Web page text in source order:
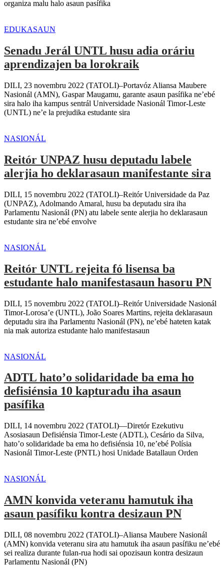
organiza malu halo asaun pasífika
EDUKASAUN
Senadu Jerál UNTL husu adia oráriu
aprendizajen ba lorokraik
DILI, 23 novembru 2022 (TATOLI)–Portavóz Aliansa Maubere
Nasionál (AMN), Gaspar Maugamu, garante asaun pasífika ne’ebé
sira halo iha kampus sentrál Universidade Nasionál Timor-Leste
(UNTL) ne’e la prejudika estudante sira
NASIONÁL
Reitór UNPAZ husu deputadu labele
alerjia ho deklarasaun manifestante sira
DILI, 15 novembru 2022 (TATOLI)–Reitór Universidade da Paz
(UNPAZ), Adolmando Amaral, husu ba deputadu sira iha
Parlamentu Nasionál (PN) atu labele sente alerjia ho deklarasaun
estudante sira ne’ebé envolve
NASIONÁL
Reitór UNTL rejeita fó lisensa ba
estudante halo manifestasaun hasoru PN
DILI, 15 novembru 2022 (TATOLI)–Reitór Universidade Nasionál
Timor-Lorosa’e (UNTL), João Soares Martins, rejeita deklarasaun
deputadu sira iha Parlamentu Nasionál (PN), ne’ebé hateten katak
nia mak autoriza estudante halo manifestasaun
NASIONÁL
ADTL hato’o solidaridade ba ema ho
defisiénsia 10 kapturadu iha asaun
pasífika
DILI, 14 novembru 2022 (TATOLI)—Diretór Ezekutivu
Asosiasaun Defisiénsia Timor-Leste (ADTL), Cesário da Silva,
hato’o solidaridade ba ema ho defisiénsia 10, ne’ebé Polísia
Nasionál Timor-Leste (PNTL) hosi Unidade Batallaun Orden
NASIONÁL
AMN konvida veteranu hamutuk iha
asaun pasífiku kontra desizaun PN
DILI, 08 novembru 2022 (TATOLI)–Aliansa Maubere Nasionál
(AMN) konvida veteranu sira atu hamutuk iha asaun pasífiku ne’ebé
sei realiza durante fulan-rua hodi sai opozisaun kontra desizaun
Parlamentu Nasionál (PN)